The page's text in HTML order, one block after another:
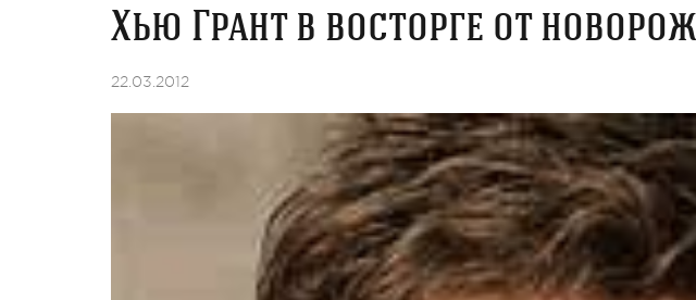
Хью Грант в восторге от
22.03.2012